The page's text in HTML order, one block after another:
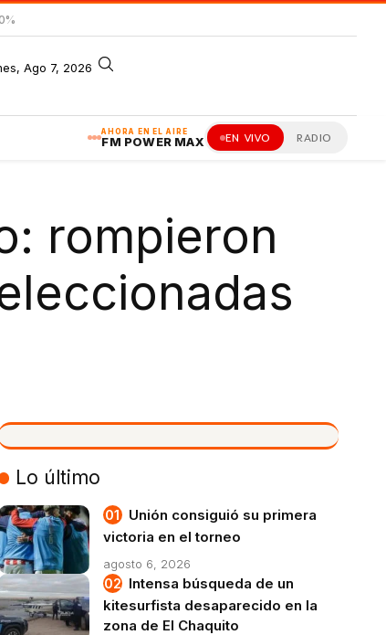
Ago 7, 2026
AHORA EN EL AIRE
FM POWER MAX EN VIVO RADIO
rompieron
VIVO
Lo último
Unión consiguió su primera
victoria en el torneo
agosto 6, 2026
Intensa búsqueda de un
kitesurfista desaparecido en la
zona de El Chaquito